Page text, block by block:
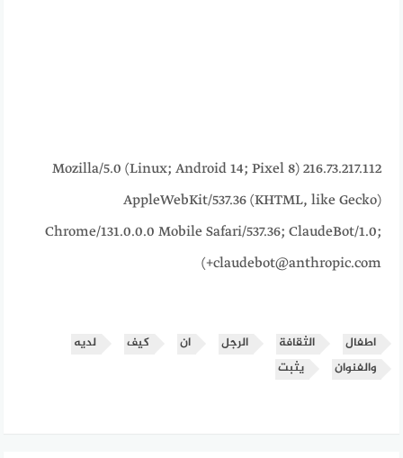
216.73.217.112 Mozilla/5.0 (Linux; Android 14; Pixel 8)
AppleWebKit/537.36 (KHTML, like Gecko)
Chrome/131.0.0.0 Mobile Safari/537.36; ClaudeBot/1.0;
+claudebot@anthropic.com)
اطفال الثقافة الرجل ان كيف
لديه
والفنوان
يثبت